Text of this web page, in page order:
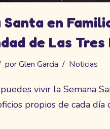
Santa en
de Las
porGlen Garcia Noticias
vivir la Semana
propios de cada día